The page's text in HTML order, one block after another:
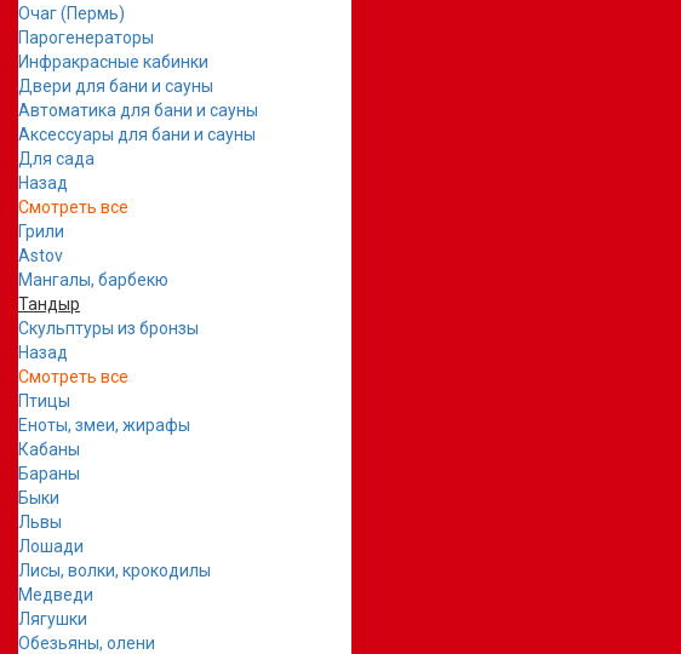
Очаг (Пермь)
Парогенераторы
Инфракрасные кабинки
Двери для бани и сауны
Автоматика для бани и сауны
Аксессуары для бани и сауны
Для сада
Назад
Смотреть все
Грили
Astov
Мангалы, барбекю
Тандыр
Скульптуры из бронзы
Назад
Смотреть все
Птицы
Еноты, змеи, жирафы
Кабаны
Бараны
Быки
Львы
Лошади
Лисы, волки, крокодилы
Медведи
Лягушки
Обезьяны, олени